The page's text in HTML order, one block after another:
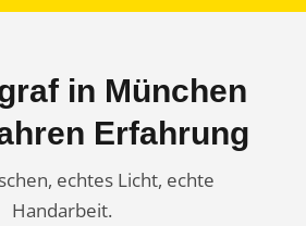
in München
Erfahrung
echtes Licht, echte
Handarbeit.